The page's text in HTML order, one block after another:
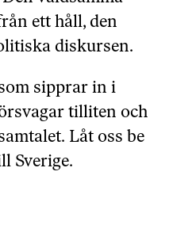
ett håll, den
diskursen.
sipprar in i
tilliten och
Låt oss be
Sverige.